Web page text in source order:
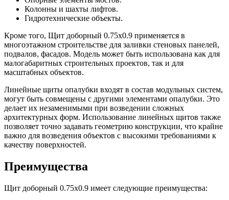
Колонны и шахты лифтов.
Гидротехнические объекты.
Кроме того, Щит доборный 0.75x0.9 применяется в
многоэтажном строительстве для заливки стеновых панелей,
подвалов, фасадов. Модель может быть использована как для
малогабаритных строительных проектов, так и для
масштабных объектов.
Линейные щиты опалубки входят в состав модульных систем,
могут быть совмещены с другими элементами опалубки. Это
делает их незаменимыми при возведении сложных
архитектурных форм. Использование линейных щитов также
позволяет точно задавать геометрию конструкции, что крайне
важно для возведения объектов с высокими требованиями к
качеству поверхностей.
Преимущества
Щит доборный 0.75x0.9 имеет следующие преимущества: